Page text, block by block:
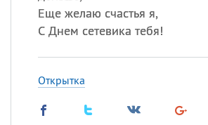
Еще желаю счастья я,
С Днем сетевика тебя!
Открытка